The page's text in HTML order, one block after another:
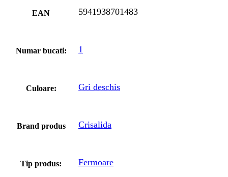
EAN 5941938701483
Numar bucati: 1
Culoare: Gri deschis
Brand produs Crisalida
Tip produs: Fermoare